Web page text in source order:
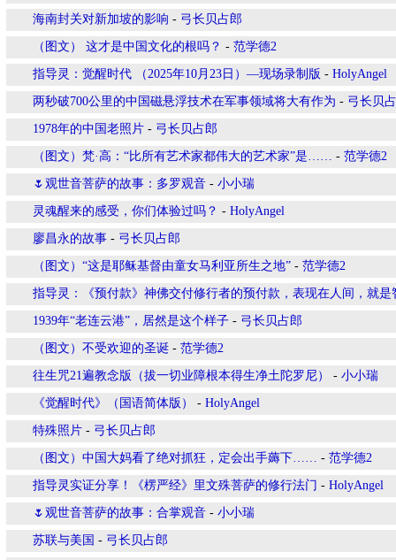
海南封关对新加坡的影响 - 弓长贝占郎
（图文） 这才是中国文化的根吗？ - 范学德2
指导灵：觉醒时代 （2025年10月23日）—现场录制版 - HolyAngel
两秒破700公里的中国磁悬浮技术在军事领域将大有作为 - 弓长贝
1978年的中国老照片 - 弓长贝占郎
（图文）梵·高：“比所有艺术家都伟大的艺术家”是…… - 范学德2
🌷观世音菩萨的故事：多罗观音 - 小小瑞
灵魂醒来的感受，你们体验过吗？ - HolyAngel
廖昌永的故事 - 弓长贝占郎
（图文）“这是耶稣基督由童女马利亚所生之地” - 范学德2
指导灵：《预付款》神佛交付修行者的预付款，表现在人间，就
1939年“老连云港”，居然是这个样子 - 弓长贝占郎
（图文）不受欢迎的圣诞 - 范学德2
往生咒21遍教念版（拔一切业障根本得生净土陀罗尼） - 小小瑞
《觉醒时代》（国语简体版） - HolyAngel
特殊照片 - 弓长贝占郎
（图文）中国大妈看了绝对抓狂，定会出手薅下…… - 范学德2
指导灵实证分享！《楞严经》里文殊菩萨的修行法门 - HolyAngel
🌷观世音菩萨的故事：合掌观音 - 小小瑞
苏联与美国 - 弓长贝占郎